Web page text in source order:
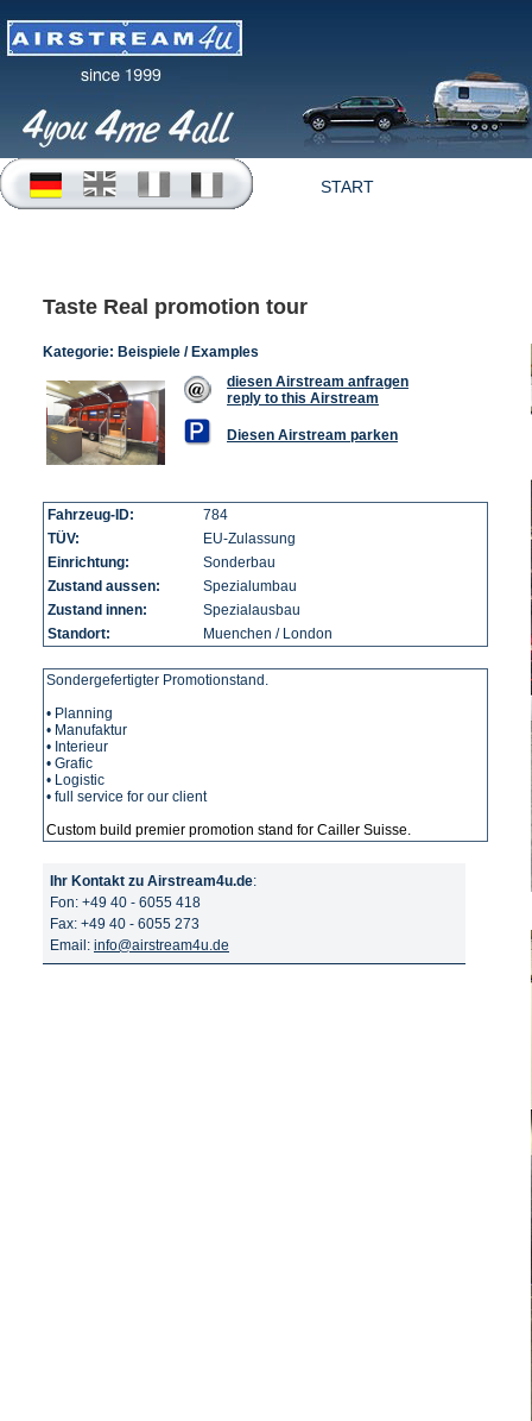
START
Taste Real promotion tour
Kategorie: Beispiele / Examples
diesen Airstream anfragen
reply to this Airstream
Diesen Airstream parken
Fahrzeug-ID:
784
TÜV:
EU-Zulassung
Einrichtung:
Sonderbau
Zustand aussen:
Spezialumbau
Zustand innen:
Spezialausbau
Standort:
Muenchen / London
Sondergefertigter Promotionstand.
• Planning
• Manufaktur
• Interieur
• Grafic
• Logistic
• full service for our client
Custom build premier promotion stand for Cailler Suisse.
Ihr Kontakt zu Airstream4u.de:
Fon: +49 40 - 6055 418
Fax: +49 40 - 6055 273
Email: info@airstream4u.de